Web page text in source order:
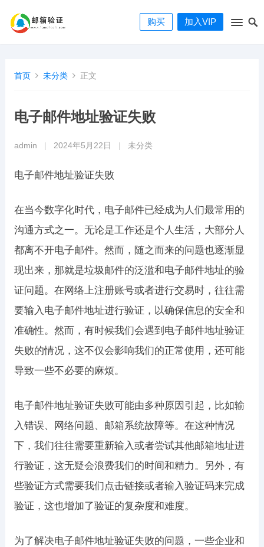
购买 加入VIP
首页 未分类 正文
电子邮件地址验证失败
admin 2024年5月22日 未分类
电子邮件地址验证失败
在当今数字化时代，电子邮件已经成为人们最常用的
沟通方式之一。无论是工作还是个人生活，大部分人
都离不开电子邮件。然而，随之而来的问题也逐渐显
现出来，那就是垃圾邮件的泛滥和电子邮件地址的验
证问题。在网络上注册账号或者进行交易时，往往需
要输入电子邮件地址进行验证，以确保信息的安全和
准确性。然而，有时候我们会遇到电子邮件地址验证
失败的情况，这不仅会影响我们的正常使用，还可能
导致一些不必要的麻烦。
电子邮件地址验证失败可能由多种原因引起，比如输
入错误、网络问题、邮箱系统故障等。在这种情况
下，我们往往需要重新输入或者尝试其他邮箱地址进
行验证，这无疑会浪费我们的时间和精力。另外，有
些验证方式需要我们点击链接或者输入验证码来完成
验证，这也增加了验证的复杂度和难度。
为了解决电子邮件地址验证失败的问题，一些企业和